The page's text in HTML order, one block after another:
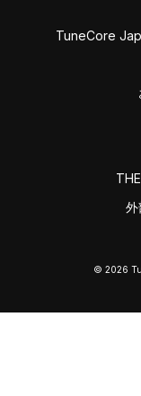
TuneCore
外
© 2026